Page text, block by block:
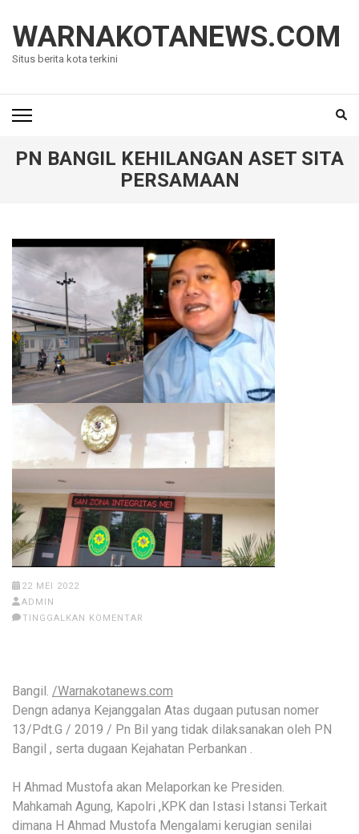
konten
(Tekan
WARNAKOTANEWS.COM
Situs berita kota terkini
PN BANGIL KEHILANGAN ASET SITA
PERSAMAAN
22 MEI 2022
ADMIN
TINGGALKAN KOMENTAR
Bangil. /Warnakotanews.com
Dengn adanya Kejanggalan Atas dugaan putusan nomer
13/Pdt.G / 2019 / Pn Bil yang tidak dilaksanakan oleh PN
Bangil , serta dugaan Kejahatan Perbankan .
H Ahmad Mustofa akan Melaporkan ke Presiden.
Mahkamah Agung, Kapolri ,KPK dan Istasi Istansi Terkait
dimana H Ahmad Mustofa Mengalami kerugian senilai